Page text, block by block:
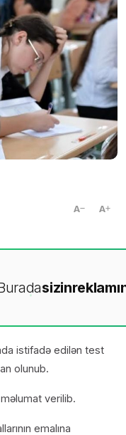
A A
sizin
istifadə edilən test
olunub.
verilib.
emalına